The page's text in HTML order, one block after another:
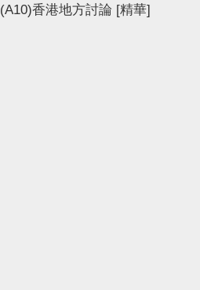
(A10)香港地方討論 [精華]